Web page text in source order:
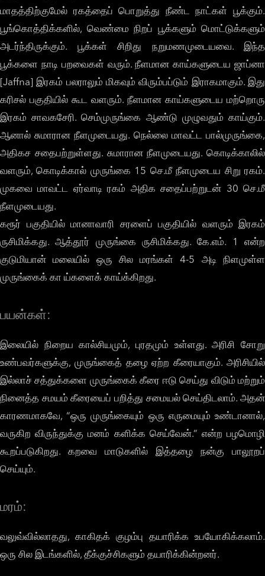
மாதத்திற்குமேல் ரகத்தைப் பொறுத்து நீண்ட நாட்கள் பூக்கும்.
பூங்கொத்திக்களில், வெண்மை நிறப் பூக்களும் மொட்டுக்களும்
அடர்ந்திருக்கும். பூக்கள் சிறிது நறுமணமுடையவை. இந்த
பூக்களை நாடி பறவைகள் வரும். நீளமான காய்களுடைய ஜாப்னா
[Jaffna] இரகம் பலராலும் மிகவும் விரும்பப்டும் இராகமாகும். இது
கரிசல் பகுதியில் கூட வளரும். நீளமான காய்களுடைய மற்றொரு
இரகம் சாவகசேரி. செம்முருங்கை ஆண்டு முழுவதும் காய்கும்.
ஆனால் சுமாரான நீளமுடையது. நெல்லை மாவட்ட பால்முருங்கை,
அதிகச சதைபற்றுள்ளது. சுமாரான நீளமுடையது. கொடிக்காலில்
வளரும், கொடிக்கால் முருங்கை 15 செ.மீ நீளமுடைய சிறு ரகம்.
முகவை மாவட்ட ஏர்வாடி ரகம் அதிக சதைப்பற்றுடன் 30 செ.மீ
நீளமுடையது.
கரூர் பகுதியில் மானாவாரி சரளைப் பகுதியில் வளரும் இரகம்
ருசிமிக்கது. ஆத்தூர் முருங்கை ருசிமிக்கது. கே.எம். 1 என்ற
குடுமியான் மலையில் ஒரு சில மரங்கள் 4-5 அடி நிளமுள்ள
முருங்கைக் கா ய்களைக் காய்க்கிறது.
பயன்கள்:
இலையில் நிறைய கால்சியமும், புரதமும் உள்ளது. அரிசி சோறு
உண்பவர்களுக்கு, முருங்கைத் தழை ஏற்ற கீரையாகும். அரிசியில்
இல்லாச் சத்துக்களை முருங்கைக் கீரை ஈடு செய்து விடும் மற்றும்
நினைத்த சமயம் கீரையைப் பறித்து சமையல் செய்திடலாம். அதன்
காரணமாகவே, “ஒரு முருங்கையும் ஒரு எருமையும் உண்டானால்,
வருகிற விருந்துக்கு மனம் களிக்க செய்வேன்.” என்ற பழமொழி
கூறப்படுகிறது. கறவை மாடுகளில் இத்தழை நன்கு பாலூறப்
செய்யும்.
மரம்:
வலுவ்வில்லாதது, காகிதக் குழம்பு தயாரிக்க உபயோகிக்கலாம்.
ஒரு சில இடங்களில், தீக்குச்சிகளும் தயாரிக்கின்றனர்.